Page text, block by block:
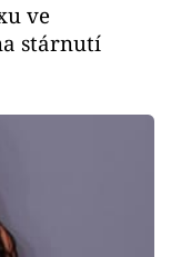
ve
stárnutí